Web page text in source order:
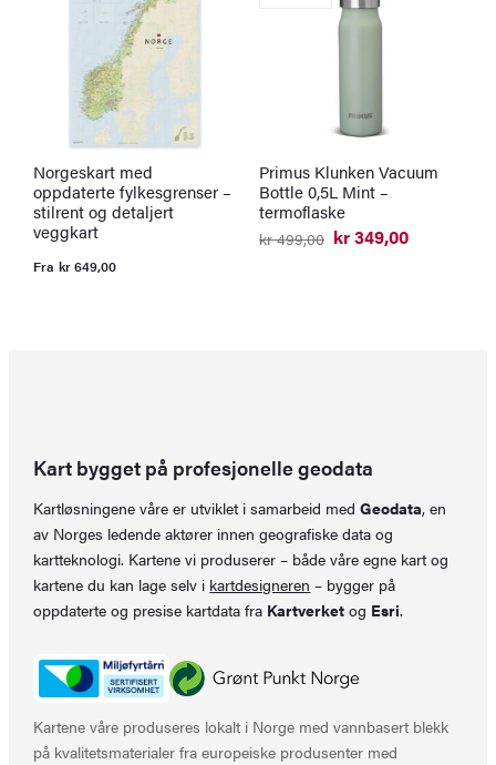
Norgeskart med
oppdaterte fylkesgrenser –
stilrent og detaljert
veggkart
Fra kr649,00
Primus Klunken Vacuum
Bottle 0,5L Mint –
termoflaske
kr499,00
Opprinnelig
kr349,00
Nåværende
Kart bygget på profesjonelle geodata
Kartløsningene våre er utviklet i samarbeid medGeodata, en
av Norges ledende aktører innen geografiske data og
kartteknologi. Kartene vi produserer – både våre egne kart og
kartene du kan lage selv i kartdesigneren – bygger på
oppdaterte og presise kartdata fra Kartverket og Esri.
Kartene våre produseres lokalt i Norge med vannbasert blekk
på kvalitetsmaterialer fra europeiske produsenter med